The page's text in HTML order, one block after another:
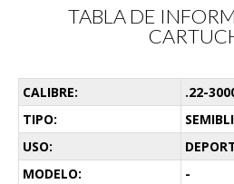
TABLA DE
CALIBRE:
.22-
TIPO:
USO:
MODELO:
-